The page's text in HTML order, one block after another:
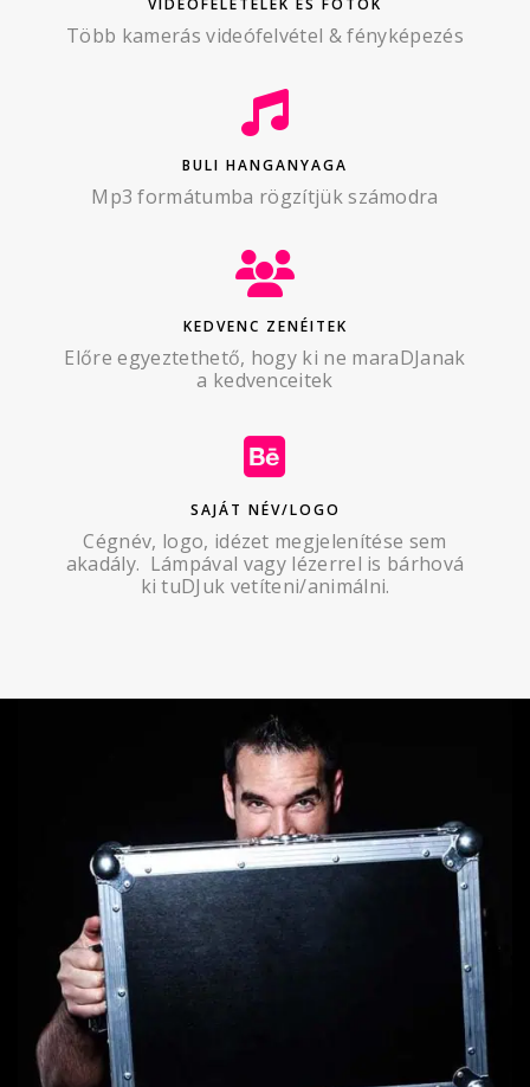
VIDEÓFELÉTELEK ÉS FOTÓK
Több kamerás videófelvétel & fényképezés
BULI HANGANYAGA
Mp3 formátumba rögzítjük számodra
KEDVENC ZENÉITEK
Előre egyeztethető, hogy ki ne maraDJanak
a kedvenceitek
SAJÁT NÉV/LOGO
Cégnév, logo, idézet megjelenítése sem
akadály. Lámpával vagy lézerrel is bárhová
ki tuDJuk vetíteni/animálni.